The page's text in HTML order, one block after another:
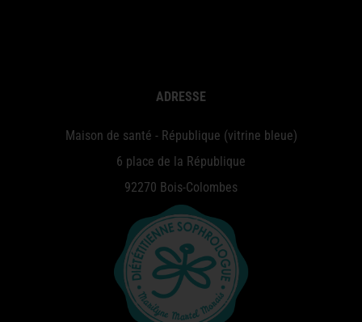
ADRESSE
Maison de santé - République (vitrine bleue)
6 place de la République
92270 Bois-Colombes